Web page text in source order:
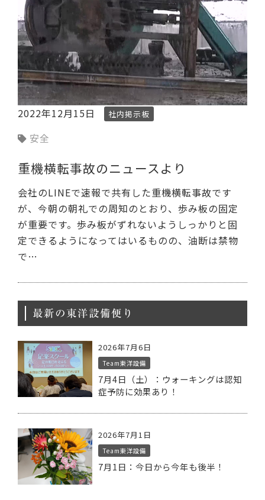
2022年12月15日 社内掲示板
安全
重機横転事故のニュースより
会社のLINEで速報で共有した重機横転事故です
が、今朝の朝礼での周知のとおり、歩み板の固定
が重要です。歩み板がずれないようしっかりと固
定できるようになってはいるものの、油断は禁物
で…
最新の東洋設備便り
2026年7月6日
Team東洋設備
7月4日（土）：ウォーキングは認知
症予防に効果あり！
2026年7月1日
Team東洋設備
7月1日：今日から今年も後半！